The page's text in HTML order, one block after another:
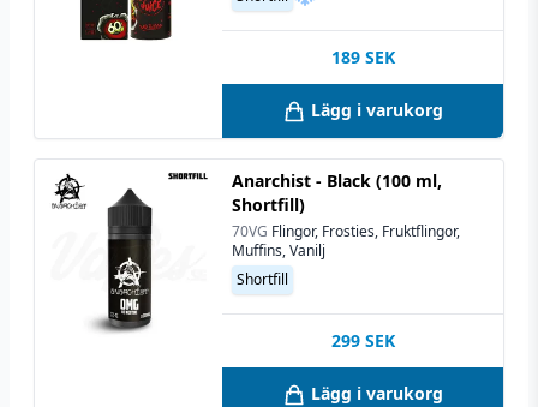
189 SEK
Lägg i varukorg
Anarchist - Black (100 ml,
Shortfill)
70VG Flingor, Frosties, Fruktflingor,
Muffins, Vanilj
Shortfill
299 SEK
Lägg i varukorg